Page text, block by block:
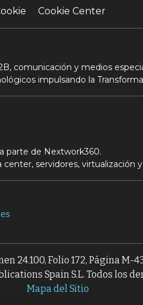
Cookie Center
comunicación y medios
impulsando la
parte de Nextwork360.
servidores, virtualización
24.100, Folio 172, Página
Spain S.L. Todos los
Mapa del Sitio